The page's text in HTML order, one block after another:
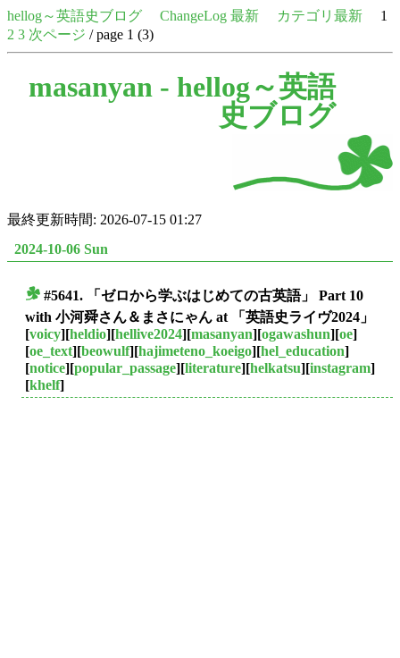
hellog～英語史ブログ ChangeLog 最新 カテゴリ最新 1
2 3 次ページ / page 1 (3)
masanyan - hellog～英語
史ブログ
最終更新時間: 2026-07-15 01:27
2024-10-06 Sun
#5641. 「ゼロから学ぶはじめての古英語」 Part 10
with 小河舜さん＆まさにゃん at 「英語史ライヴ2024」
[voicy][heldio][hellive2024][masanyan][ogawashun][oe]
[oe_text][beowulf][hajimeteno_koeigo][hel_education]
[notice][popular_passage][literature][helkatsu][instagram]
[khelf]